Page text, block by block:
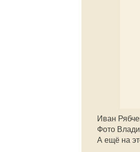
Иван
Фото
А ещё на